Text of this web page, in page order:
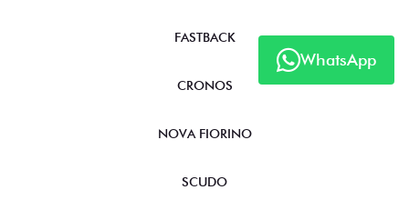
WhatsApp
FASTBACK
CRONOS
NOVA FIORINO
SCUDO